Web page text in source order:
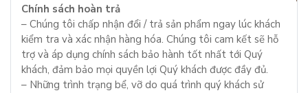
Chính sách hoàn trả
– Chúng tôi chấp nhận đổi / trả sản phẩm ngay lúc khách
kiểm tra và xác nhận hàng hóa. Chúng tôi cam kết sẽ hỗ
trợ và áp dụng chính sách bảo hành tốt nhất tới Quý
khách, đảm bảo mọi quyền lợi Quý khách được đầy đủ.
– Những trình trạng bể, vỡ do quá trình quý khách sử